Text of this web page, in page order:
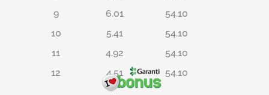
9
6.01
54.10
10
5.41
54.10
11
4.92
54.10
12
4.51 54.10